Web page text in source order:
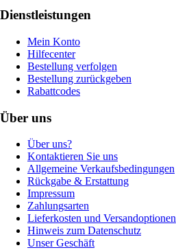
Dienstleistungen
Mein Konto
Hilfecenter
Bestellung verfolgen
Bestellung zurückgeben
Rabattcodes
Über uns
Über uns?
Kontaktieren Sie uns
Allgemeine Verkaufsbedingungen
Rückgabe & Erstattung
Impressum
Zahlungsarten
Lieferkosten und Versandoptionen
Hinweis zum Datenschutz
Unser Geschäft